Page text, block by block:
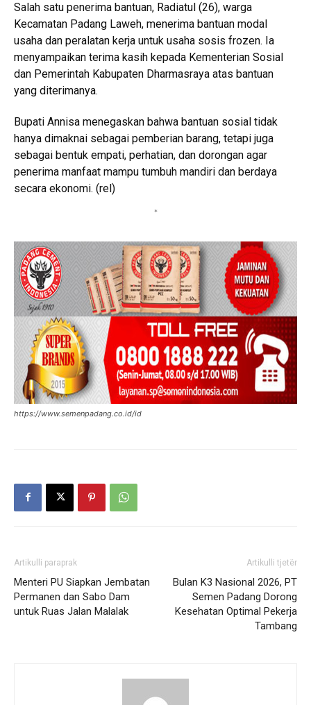
Salah satu penerima bantuan, Radiatul (26), warga
Kecamatan Padang Laweh, menerima bantuan modal
usaha dan peralatan kerja untuk usaha sosis frozen. Ia
menyampaikan terima kasih kepada Kementerian Sosial
dan Pemerintah Kabupaten Dharmasraya atas bantuan
yang diterimanya.
Bupati Annisa menegaskan bahwa bantuan sosial tidak
hanya dimaknai sebagai pemberian barang, tetapi juga
sebagai bentuk empati, perhatian, dan dorongan agar
penerima manfaat mampu tumbuh mandiri dan berdaya
secara ekonomi. (rel)
*
https://www.semenpadang.co.id/id
Artikulli paraprak
Menteri PU Siapkan Jembatan
Permanen dan Sabo Dam
untuk Ruas Jalan Malalak
Artikulli tjetër
Bulan K3 Nasional 2026, PT
Semen Padang Dorong
Kesehatan Optimal Pekerja
Tambang